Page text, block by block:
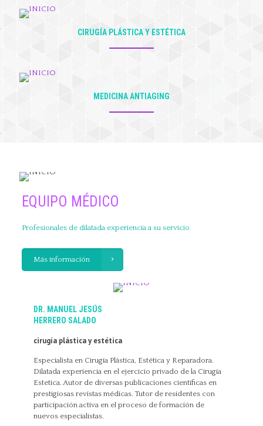
CIRUGÍA PLÁSTICA Y ESTÉTICA
MEDICINA ANTIAGING
EQUIPO MÉDICO
Profesionales de dilatada experiencia a su servicio
Más información
DR. MANUEL JESÚS
HERRERO SALADO
cirugía plástica y estética
Especialista en Cirugía Plástica, Estética y Reparadora.
Dilatada experiencia en el ejercicio privado de la Cirugía
Estetica. Autor de diversas publicaciones científicas en
prestigiosas revistas médicas. Tutor de residentes con
participación activa en el proceso de formación de
nuevos especialistas.